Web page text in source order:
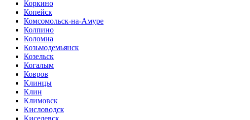
Коркино
Копейск
Комсомольск-на-Амуре
Колпино
Коломна
Козьмодемьянск
Козельск
Когалым
Ковров
Клинцы
Клин
Климовск
Кисловодск
Киселевск